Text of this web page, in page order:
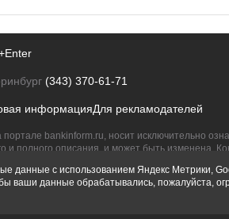
(343) 370-61-71
информацияДля рекламодателей
bankinform.ru, носит исключительно
полного описания, и может быть изменена.
данные с использованием Яндекс Метрики,
ваши данные обрабатывались, пожалуйста,